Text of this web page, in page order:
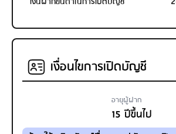
เงื่อนไขการเปิดบัญชี
อายุผู้ฝาก
15 ปีขึ้นไป